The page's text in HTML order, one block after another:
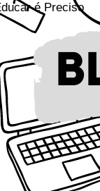
é Preciso